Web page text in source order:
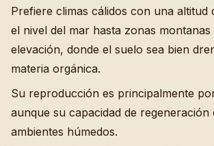
Prefiere climas cálidos con una altitud
el nivel del mar hasta zonas montanas
elevación, donde el suelo sea bien
materia orgánica.
Su reproducción es principalmente
aunque su capacidad de regeneración
ambientes húmedos.